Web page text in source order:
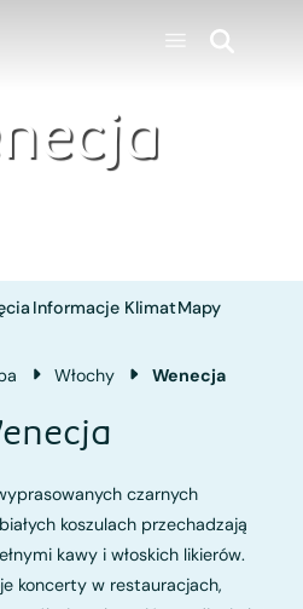
Informacje KlimatMapy
Włochy Wenecja
czarnych
koszulach przechadzają
kawy i włoskich likierów.
koncerty w restauracjach,